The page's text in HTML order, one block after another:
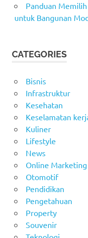
Panduan
untuk Bangunan
CATEGORIES
Bisnis
Infrastruktur
Kesehatan
Keselamatan
Kuliner
Lifestyle
News
Online Marketing
Otomotif
Pendidikan
Pengetahuan
Property
Souvenir